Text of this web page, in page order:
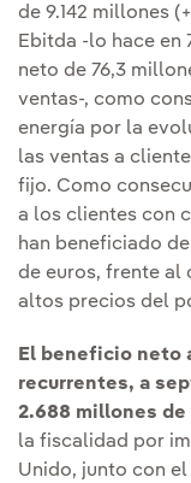
de 9.142 millones
Ebitda -lo hace en
neto de 76,3
ventas-, como
energía por la
las ventas a
fijo. Como
a los clientes con
han beneficiado
de euros, frente al
altos precios del
El beneficio neto
recurrentes, a
2.688 millones de
la fiscalidad por
Unido, junto con el